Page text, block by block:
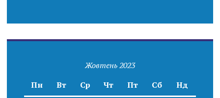
Жовтень 2023
Пн
Вт Ср Чт Пт Сб Нд